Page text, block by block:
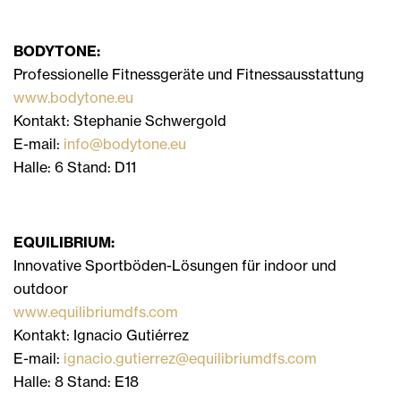
BODYTONE:
Professionelle Fitnessgeräte und Fitnessausstattung
www.bodytone.eu
Kontakt: Stephanie Schwergold
E-mail: info@bodytone.eu
Halle: 6 Stand: D11
EQUILIBRIUM:
Innovative Sportböden-Lösungen für indoor und
outdoor
www.equilibriumdfs.com
Kontakt: Ignacio Gutiérrez
E-mail: ignacio.gutierrez@equilibriumdfs.com
Halle: 8 Stand: E18